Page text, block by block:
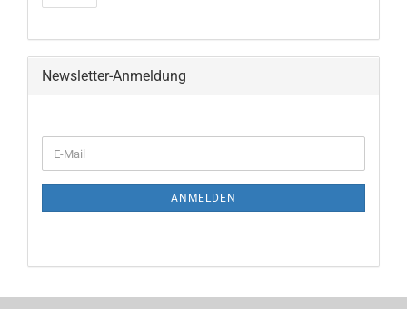
Newsletter-Anmeldung
ANMELDEN